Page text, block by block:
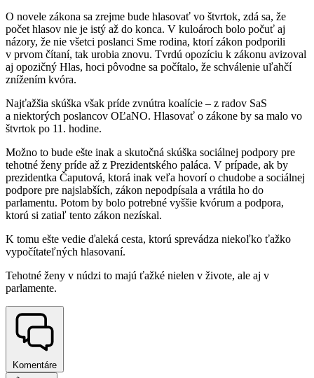
O novele zákona sa zrejme bude hlasovať vo štvrtok, zdá sa, že
počet hlasov nie je istý až do konca. V kuloároch bolo počuť aj
názory, že nie všetci poslanci Sme rodina, ktorí zákon podporili
v prvom čítaní, tak urobia znovu. Tvrdú opozíciu k zákonu avizoval
aj opozičný Hlas, hoci pôvodne sa počítalo, že schválenie uľahčí
znížením kvóra.
Najťažšia skúška však príde zvnútra koalície – z radov SaS
a niektorých poslancov OĽaNO. Hlasovať o zákone by sa malo vo
štvrtok po 11. hodine.
Možno to bude ešte inak a skutočná skúška sociálnej podpory pre
tehotné ženy príde až z Prezidentského paláca. V prípade, ak by
prezidentka Čaputová, ktorá inak veľa hovorí o chudobe a sociálnej
podpore pre najslabších, zákon nepodpísala a vrátila ho do
parlamentu. Potom by bolo potrebné vyššie kvórum a podpora,
ktorú si zatiaľ tento zákon nezískal.
K tomu ešte vedie ďaleká cesta, ktorú sprevádza niekoľko ťažko
vypočítateľných hlasovaní.
Tehotné ženy v núdzi to majú ťažké nielen v živote, ale aj v
parlamente.
Komentáre